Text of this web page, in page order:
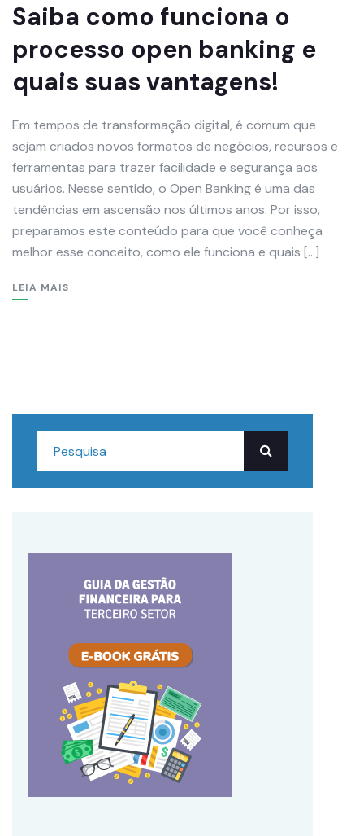
Saiba como funciona o
processo open banking e
quais suas vantagens!
Em tempos de transformação digital, é comum que
sejam criados novos formatos de negócios, recursos e
ferramentas para trazer facilidade e segurança aos
usuários. Nesse sentido, o Open Banking é uma das
tendências em ascensão nos últimos anos. Por isso,
preparamos este conteúdo para que você conheça
melhor esse conceito, como ele funciona e quais […]
LEIA MAIS